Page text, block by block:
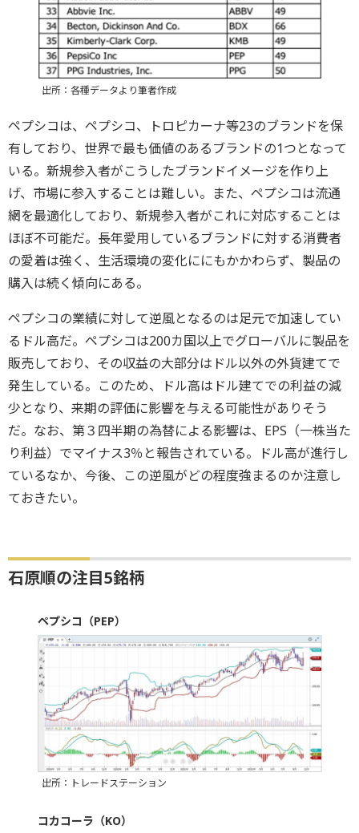
出所：各種データより筆者作成
ペプシコは、ペプシコ、トロピカーナ等23のブランドを保
有しており、世界で最も価値のあるブランドの1つとなって
いる。新規参入者がこうしたブランドイメージを作り上
げ、市場に参入することは難しい。また、ペプシコは流通
網を最適化しており、新規参入者がこれに対応することは
ほぼ不可能だ。長年愛用しているブランドに対する消費者
の愛着は強く、生活環境の変化ににもかかわらず、製品の
購入は続く傾向にある。
ペプシコの業績に対して逆風となるのは足元で加速してい
るドル高だ。ペプシコは200カ国以上でグローバルに製品を
販売しており、その収益の大部分はドル以外の外貨建てで
発生している。このため、ドル高はドル建てでの利益の減
少となり、来期の評価に影響を与える可能性がありそう
だ。なお、第３四半期の為替による影響は、EPS（一株当た
り利益）でマイナス3％と報告されている。ドル高が進行し
ているなか、今後、この逆風がどの程度強まるのか注意し
ておきたい。
石原順の注目5銘柄
ペプシコ（PEP）
出所：トレードステーション
コカコーラ（KO）